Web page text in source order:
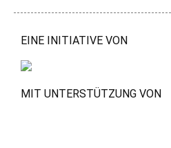
EINE INITIATIVE VON
MIT UNTERSTÜTZUNG VON